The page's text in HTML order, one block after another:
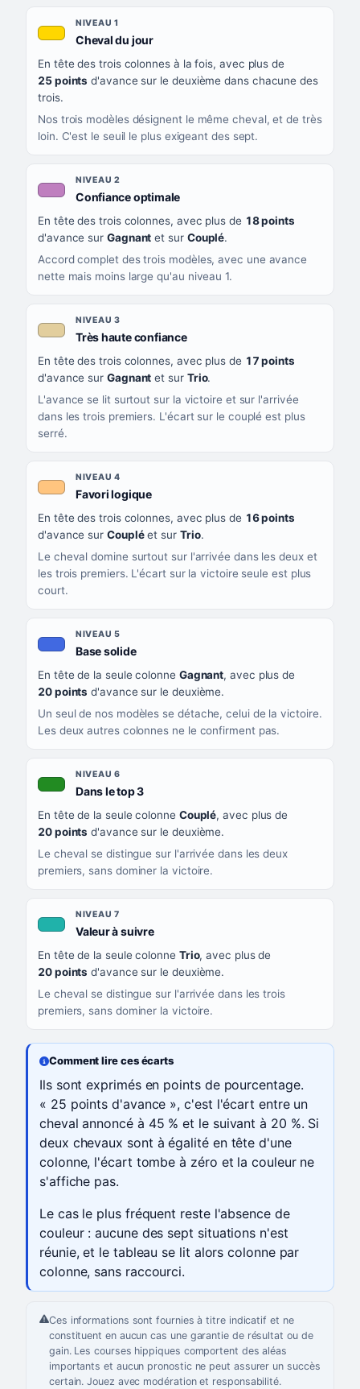
QUAND LA LIGNE PREND CETTE COULEUR
CE QUE CELA VOUS DIT
NIVEAU 1
Cheval du jour, couleur jaune or
En tête des trois colonnes à la fois, avec plus de
25 points d'avance sur le deuxième dans chacune des
trois.
Nos trois modèles désignent le même cheval, et de très
loin. C'est le seuil le plus exigeant des sept.
NIVEAU 2
Confiance optimale, couleur mauve
En tête des trois colonnes, avec plus de 18 points
d'avance sur Gagnant et sur Couplé.
Accord complet des trois modèles, avec une avance
nette mais moins large qu'au niveau 1.
NIVEAU 3
Très haute confiance, couleur beige
En tête des trois colonnes, avec plus de 17 points
d'avance sur Gagnant et sur Trio.
L'avance se lit surtout sur la victoire et sur l'arrivée
dans les trois premiers. L'écart sur le couplé est plus
serré.
NIVEAU 4
Favori logique, couleur orange clair
En tête des trois colonnes, avec plus de 16 points
d'avance sur Coupléet sur Trio.
Le cheval domine surtout sur l'arrivée dans les deux et
les trois premiers. L'écart sur la victoire seule est plus
court.
NIVEAU 5
Base solide, couleur bleu roi
En tête de la seule colonne Gagnant, avec plus de
20 points d'avance sur le deuxième.
Un seul de nos modèles se détache, celui de la victoire.
Les deux autres colonnes ne le confirment pas.
NIVEAU 6
Dans le top 3, couleur verte
En tête de la seule colonne Couplé, avec plus de
20 points d'avance sur le deuxième.
Le cheval se distingue sur l'arrivée dans les deux
premiers, sans dominer la victoire.
NIVEAU 7
Valeur à suivre, couleur turquoise
En tête de la seule colonne Trio, avec plus de
20 points d'avance sur le deuxième.
Le cheval se distingue sur l'arrivée dans les trois
premiers, sans dominer la victoire.
Comment lire ces écarts
Ils sont exprimés en points de pourcentage.
« 25 points d'avance », c'est l'écart entre un
cheval annoncé à 45 % et le suivant à 20 %. Si
deux chevaux sont à égalité en tête d'une
colonne, l'écart tombe à zéro et la couleur ne
s'affiche pas.
Le cas le plus fréquent reste l'absence de
couleur : aucune des sept situations n'est
réunie, et le tableau se lit alors colonne par
colonne, sans raccourci.
Ces informations sont fournies à titre indicatif et ne
constituent en aucun cas une garantie de résultat ou de
gain. Les courses hippiques comportent des aléas
importants et aucun pronostic ne peut assurer un succès
certain. Jouez avec modération et responsabilité.